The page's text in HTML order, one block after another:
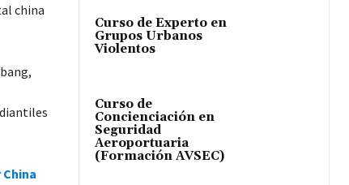
china
Curso de Experto en
Grupos Urbanos
Violentos
Curso de
Concienciación en
Seguridad
Aeroportuaria
(Formación AVSEC)